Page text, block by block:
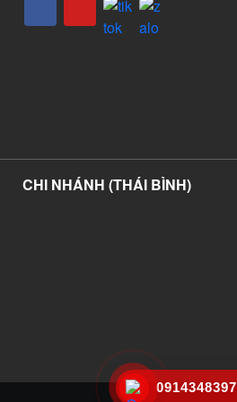
CHI NHÁNH (THÁI BÌNH)
0914348397